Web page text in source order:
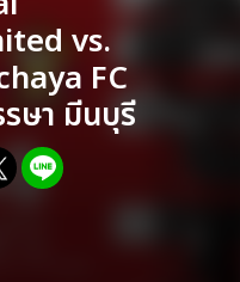
vs.
FC
ษา มีนบุรี